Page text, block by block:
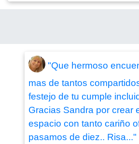
"Que hermoso
mas de tantos
festejo de tu cumple
Gracias Sandra por crear
espacio con tanto cariño
pasamos de diez.. Risa..."